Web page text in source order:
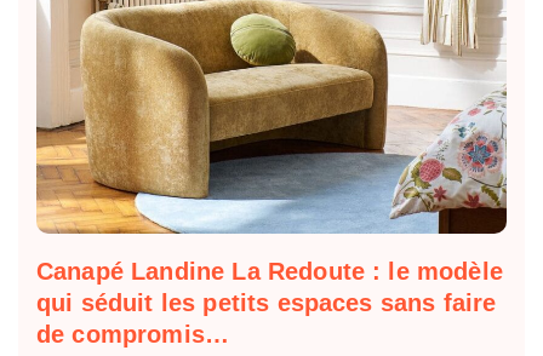
Canapé Landine La Redoute : le modèle
qui séduit les petits espaces sans faire
de compromis…